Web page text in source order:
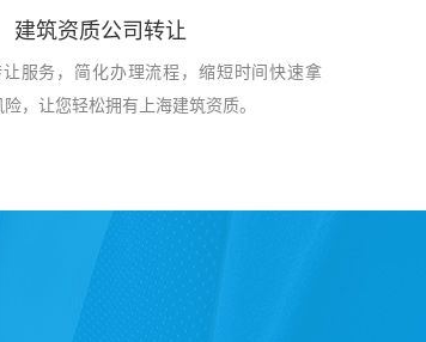
建筑资质公司转让
服务，简化办理流程，缩短时间快速拿
，让您轻松拥有上海建筑资质。